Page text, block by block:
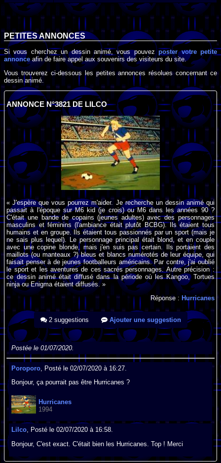
PETITES ANNONCES
Si vous cherchez un dessin animé, vous pouvezposter votre petite
annonceafin de faire appel aux souvenirs des visiteurs du site.
Vous trouverez ci-dessous les petites annonces résolues concernant ce
dessin animé.
ANNONCE N°3821 DE LILCO
« J'espère que vous pourrez m'aider. Je recherche un dessin animé qui
passait à l'époque sur M6 kid (je crois) ou M6 dans les années 90 ?
C'était une bande de copains (jeunes adultes) avec des personnages
masculins et féminins (l'ambiance était plutôt BCBG). Ils étaient tous
humains et en groupe. Ils étaient tous passionnés par un sport (mais je
ne sais plus lequel). Le personnage principal était blond, et en couple
avec une copine blonde, mais j'en suis pas certain. Ils portaient des
maillots (ou manteaux ?) bleus et blancs numérotés de leur équipe, qui
faisait penser à de jeunes footballeurs américains. Par contre, j'ai oublié
le sport et les aventures de ces sacrés personnages. Autre précision :
ce dessin animé était diffusé dans la période où les Kangoo, Tortues
ninja ou Enigma étaient diffusés. »
Réponse : Hurricanes
2 suggestions Ajouter une suggestion
Postée le 01/07/2020.
Poroporo , Posté le 02/07/2020 à 16:27.
Bonjour, ça pourrait pas être Hurricanes ?
Hurricanes
1994
Lilco, Posté le 02/07/2020 à 16:58.
Bonjour, C'est exact. C'était bien les Hurricanes. Top ! Merci